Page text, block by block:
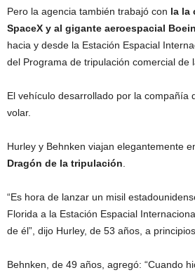
Pero la agencia también trabajó con la la
SpaceX y al gigante aeroespacial
hacia y desde la Estación Espacial
del Programa de tripulación comercial de
El vehículo desarrollado por la compañía
volar.
Hurley y Behnken viajan elegantemente
Dragón de la tripulación
“Es hora de lanzar un misil
Florida a la Estación Espacial
de él”, dijo Hurley, de 53 años, a
Behnken, de 49 años, agregó: “Cuando